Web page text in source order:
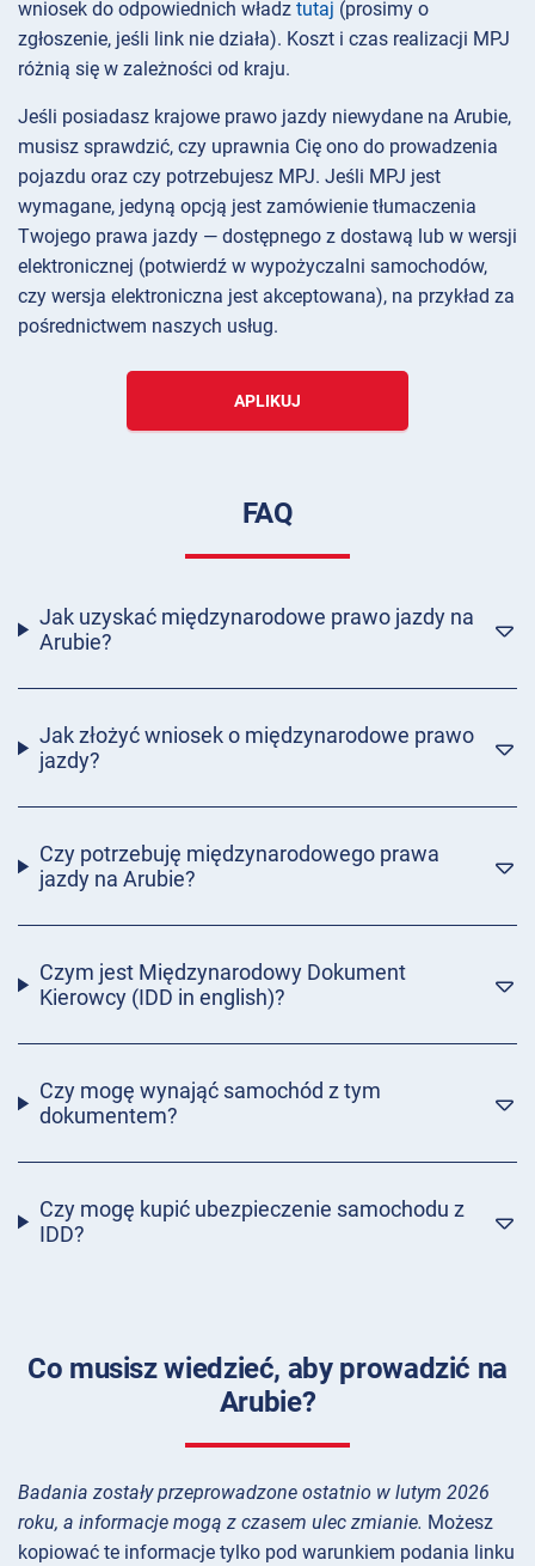
wniosek do odpowiednich władz tutaj (prosimy o
zgłoszenie, jeśli link nie działa). Koszt i czas realizacji MPJ
różnią się w zależności od kraju.
Jeśli posiadasz krajowe prawo jazdy niewydane na Arubie,
musisz sprawdzić, czy uprawnia Cię ono do prowadzenia
pojazdu oraz czy potrzebujesz MPJ. Jeśli MPJ jest
wymagane, jedyną opcją jest zamówienie tłumaczenia
Twojego prawa jazdy — dostępnego z dostawą lub w wersji
elektronicznej (potwierdź w wypożyczalni samochodów,
czy wersja elektroniczna jest akceptowana), na przykład za
pośrednictwem naszych usług.
APLIKUJ
FAQ
Jak uzyskać międzynarodowe prawo jazdy na
Arubie?
Jak złożyć wniosek o międzynarodowe prawo
jazdy?
Czy potrzebuję międzynarodowego prawa
jazdy na Arubie?
Czym jest Międzynarodowy Dokument
Kierowcy (IDD in english)?
Czy mogę wynająć samochód z tym
dokumentem?
Czy mogę kupić ubezpieczenie samochodu z
IDD?
Co musisz wiedzieć, aby prowadzić na
Arubie?
Badania zostały przeprowadzone ostatnio w lutym 2026
roku, a informacje mogą z czasem ulec zmianie. Możesz
kopiować te informacje tylko pod warunkiem podania linku